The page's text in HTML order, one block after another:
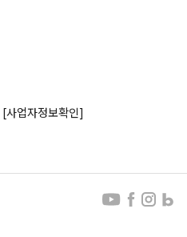
[사업자정보확인]